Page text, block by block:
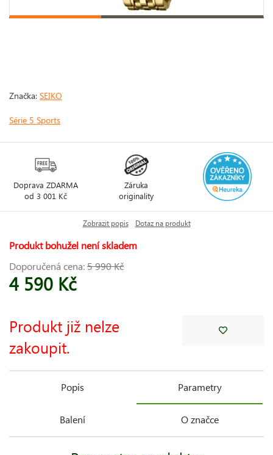
Značka: SEIKO
Série 5 Sports
Doprava ZDARMA
od 3 001 Kč
Záruka
originality
Zobrazit popis Dotaz na produkt
Produkt bohužel není skladem
Doporučená cena:5 990 Kč
4 590 Kč
Produkt již nelze
zakoupit.
Popis Parametry
Balení O značce